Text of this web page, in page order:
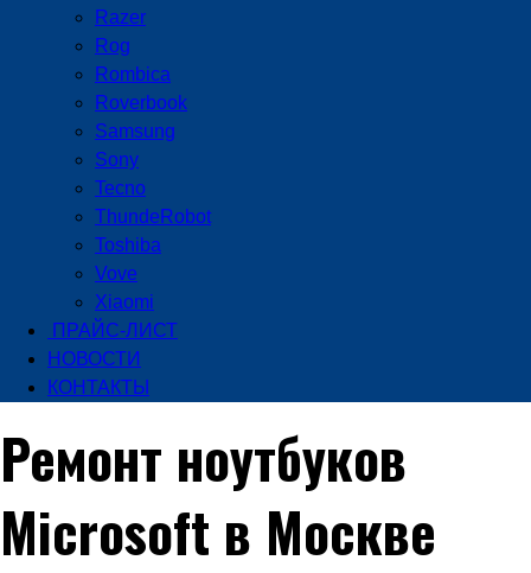
Razer
Rog
Rombica
Roverbook
Samsung
Sony
Tecno
ThundeRobot
Toshiba
Vove
Xiaomi
ПРАЙС-ЛИСТ
НОВОСТИ
КОНТАКТЫ
Ремонт ноутбуков
Microsoft в Москве